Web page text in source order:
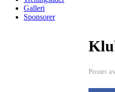
Galleri
Sponsorer
Postet av